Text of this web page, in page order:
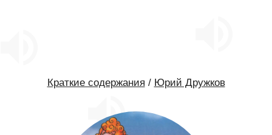
Краткие содержания / Юрий Дружков